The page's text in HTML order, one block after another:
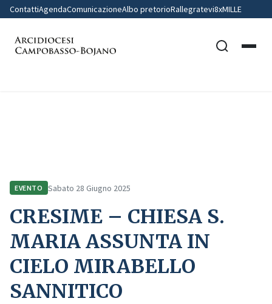
ContattiAgendaComunicazioneAlbo pretorioRallegratevi8xMILLE
EVENTO Sabato 28 Giugno 2025
CRESIME – CHIESA S.
MARIA ASSUNTA IN
CIELO MIRABELLO
SANNITICO